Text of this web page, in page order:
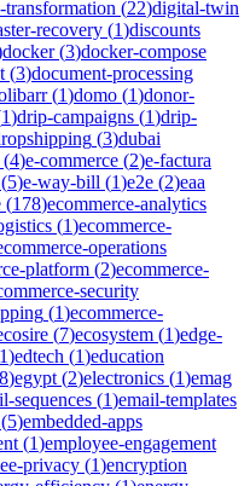
(22)digital-twin
recovery (1)discounts
docker(3)docker-compose
(3)document-processing
(1)domo (1)donor-
1)drip-campaigns (1)drip-
(3)dubai
(4)e-commerce (2)e-factura
(5)e-way-bill (1)e2e (2)eaa
(178)ecommerce-analytics
(1)ecommerce-
operations
platform (2)ecommerce-
security
(1)ecommerce-
(7)ecosystem (1)edge-
1)edtech (1)education
8)egypt (2)electronics (1)emag
sequences (1)email-templates
(5)embedded-apps
(1)employee-engagement
privacy (1)encryption